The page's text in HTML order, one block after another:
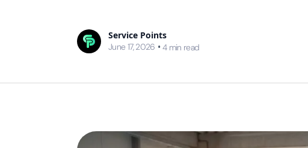
Service Points
June 17, 2026 • 4 min read